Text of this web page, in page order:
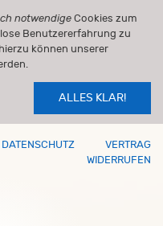
notwendige Cookies zum
Benutzererfahrung zu
können unserer
ALLES KLAR!
DATENSCHUTZ
VERTRAG
WIDERRUFEN